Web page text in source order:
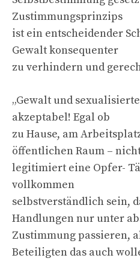
Zustimmungsprinzips
ist ein entscheidender
Gewalt konsequenter
zu verhindern und
„Gewalt und
akzeptabel! Egal ob
zu Hause, am
öffentlichen Raum –
legitimiert eine Opfer-
vollkommen
selbstverständlich sein,
Handlungen nur unter
Zustimmung passieren,
Beteiligten das auch